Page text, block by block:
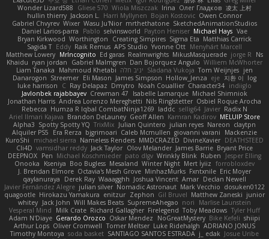
Wonder Lizard588
Gliese 570 Wiola Miszczak Irina Олег Гладков 凌太 上村
hullin thierry Jackson L. Harri Myllynen Bojan Kostovic Owen Connor
Gabriel Chvyrev Wixer Wasu Ju'Nior mrthethatone SketchedAnimationStudios
Daniel Larios-parra
Pablo selvinsworld Payton Heniser Michael Hays Vae
Bryan Kirkwood Worthington Creating Simpires Sigma Eta Matthias Carrick
Sagida T Eddy Raik Remus APS Studio Yvonne Ott Menyhárt Marcell
Matthew Lowery MrIncognito Ed garas Realmwrights MikusMasquerade jorge R
Ns
Khaidu ryan jordan Gabriel Malmgren Dan Bojorquez Angulo Williem McWhorter
Liam Tanaka
Mahmoud Khetabi יניב חלה Sladana Vukoja Tom Weijnjes jen
Danarogon Streemer Eli Mason James Simpson Hollow_Jenza eje 지환 이 log
luke harrison
C Ray Delapaz Dmytro Noah Couallier Character34 indiiglo
Javlonbek rajabbayev Crewman 47 Isabelle Lamarque Michael Shimniok
Jonathan Harris Andrea Lorenzo Mereghetti Nils Ringlstetter Osbiel Roque Arocha
Rebecca Humza R Iqbal CombatNinja1269 laddc sellig64 Javier Radix N
Ariel Ilmari Kajava Brandon DeLauney Geoff Allen Kamran Kadirov MELUIP Store
Alpha3 Spotty Spotty YQ TrixMix Julian Quintero julian reyes Nareon claytpn
Alquiler PS5
Era Rerza bjgrimoari Caleb Mcmullen giovanni varani
Mackenzie
KuroShi
michael sierra Nameless Renders MMDCRAZED DivineXavier DEATHSTEED
Cli4D vamsidhar reddy Jack Taylor Olov Melander James Barrie Bryant Price
DEEPNOX Pen Michael Koschmieder pato dlgv Wrinkly Blink Ruben
Jesper Elling
Onooka
Kseniya Boo Bugless Mesaland Winter Night Mert İyiiz forrobloxdev
J. Brendan Elmore Octavia's Mesh Grove MinhazMurks Fxntxnile Eric Moyer
qaylanuraya
Derek Ray Waaagghh Joshua Vincent Amar Declan Newell
Javier Fernández Alegre julian silver Nomadic Astronaut Mark Vecchio dosuken0122
quagootle Hirokazu Yamakura enitzur Zephon Gil Bruvel Matthew Zaneski junior
whitey Jack John Will Makes Beats SupremeAhegao nori
Marlise Launstein
Vesperal Mind
Milk Crate Richard Gallagher Firelegend Toby Meadows Tyler Huff
Adam N'Diaye Gerardo Orozco Oskar Mendez NoGreatMystery Bike Kefeli shiipi
Arthur Lops Oliver Cromwell Tomer Meltser Luke Ridehalgh ADRIANO JONUS
Timothy Montoya soda basket SANTIAGO SANTOS ESTRADA j_ edak Josue Uribe